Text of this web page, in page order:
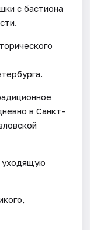
с бастиона
в Санкт-
уходящую